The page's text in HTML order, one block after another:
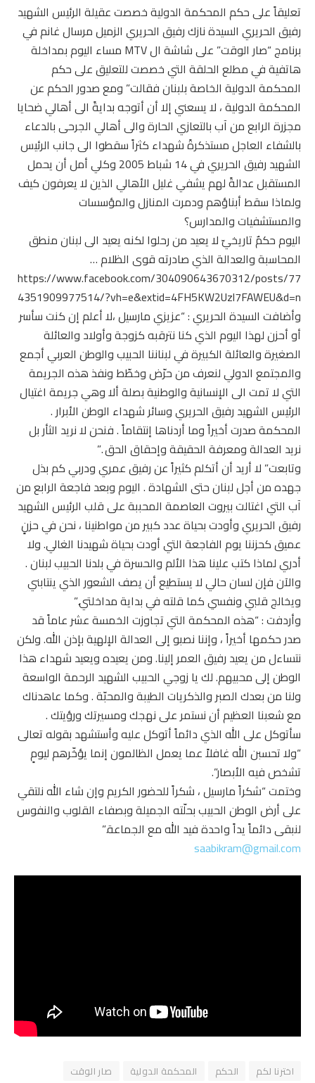
تعليقاً على حكم المحكمة الدولية خصصت عقيلة الرئيس الشهيد
رفيق الحريري السيدة نازك رفيق الحريري الزميل مرسال غانم في
برنامج “صار الوقت” على شاشة ال MTV مساء اليوم بمداخلة
هاتفية في مطلع الحلقة التي خصصت للتعليق على حكم
المحكمة الدولية الخاصة بلبنان فقالت” ومع صدور الحكم عن
المحكمة الدولية ، لا يسعني إلا أن أتوجه بدايةً الى أهالي ضحايا
مجزرة الرابع من آب بالتعازي الحارة والى أهالي الجرحى بالدعاء
بالشفاء العاجل مستذكرةً شهداء كثراً سقطوا الى جانب الرئيس
الشهيد رفيق الحريري في 14 شباط 2005 وكلي أمل أن يحمل
المستقبل عدالةً لهم يشفي غليل الأهالي الذين لا يعرفون كيف
ولماذا سقط أبناؤهم ودمرت المنازل والمؤسسات
والمستشفيات والمدارس؟
اليوم حكمٌ تاريخيّ لا يعيد من رحلوا لكنه يعيد الى لبنان منطق
المحاسبة والعدالة الذي صادرته قوى الظلام …
https://www.facebook.com/304090643670312/posts/77
4351909977514/?vh=e&extid=4FH5KW2Uzl7FAWEU&d=n
وأضافت السيدة الحريري : “عزيزي مارسيل ،لا أعلم إن كنت سأسر
أو أحزن لهذا اليوم الذي كنا نترقبه كزوجة وأولاد والعائلة
الصغيرة والعائلة الكبيرة في لبناننا الحبيب والوطن العربي أجمع
والمجتمع الدولي لنعرف من حرّض وخطّط ونفذ هذه الجريمة
التي لا تمت الى الإنسانية والوطنية بصلة ألا وهي جريمة اغتيال
الرئيس الشهيد رفيق الحريري وسائر شهداء الوطن الأبرار .
المحكمة صدرت أخيراً وما أردناها إنتقاماً . فنحن لا نريد الثأر بل
نريد العدالة ومعرفة الحقيقة وإحقاق الحق .”
وتابعت” لا أريد أن أتكلم كثيراً عن رفيق عمري ودربي كم بذل
جهده من أجل لبنان حتى الشهادة . اليوم وبعد فاجعة الرابع من
آب التي اغتالت بيروت العاصمة المحببة على قلب الرئيس الشهيد
رفيق الحريري وأودت بحياة عدد كبير من مواطنينا ، نحن في حزنٍ
عميق كحزننا يوم الفاجعة التي أودت بحياة شهيدنا الغالي. ولا
أدري لماذا كتب علينا هذا الألم والحسرة في بلدنا الحبيب لبنان .
والآن فإن لسان حالي لا يستطيع أن يصف الشعور الذي ينتابني
ويخالج قلبي ونفسي كما قلته في بداية مداخلتي.”
وأردفت : “هذه المحكمة التي تجاوزت الخمسة عشر عاماً قد
صدر حكمها أخيراً ، وإننا نصبو إلى العدالة الإلهية بإذن الله. ولكن
نتساءل من يعيد رفيق العمر إلينا. ومن يعيده ويعيد شهداء هذا
الوطن إلى محبيهم. لك يا زوجي الحبيب الشهيد الرحمة الواسعة
ولنا من بعدك الصبر والذكريات الطيبة والمحبّة . وكما عاهدناك
مع شعبنا العظيم أن نستمر على نهجك ومسيرتك ورؤيتك .
سأتوكل على الله الذي دائماً أتوكل عليه وأستشهد بقوله تعالى
“ولا تحسبن الله غافلاً عما يعمل الظالمون إنما يؤخّرهم ليومٍ
تشخص فيه الأبصار”.
وختمت “شكراً مارسيل ، شكراً للحضور الكريم وإن شاء الله نلتقي
على أرض الوطن الحبيب بحلّته الجميلة وبصفاء القلوب والنفوس
لنبقى دائماً يداً واحدة فيد الله مع الجماعة.”
saabikram@gmail.com
اخترنا لكم الحكم المحكمة الدولية صار الوقت